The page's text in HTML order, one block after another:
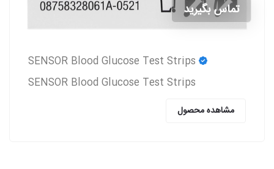
تماس بگیرید
SENSOR Blood Glucose Test Strips
مشاهده محصول